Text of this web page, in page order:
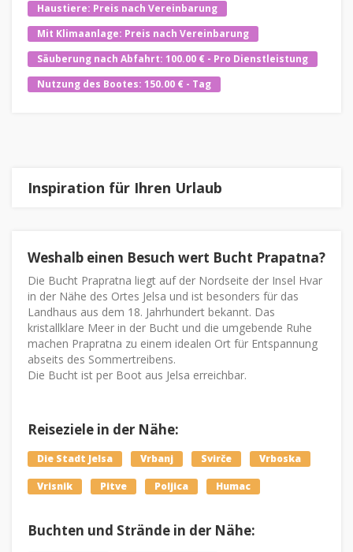
Haustiere: Preis nach Vereinbarung
Mit Klimaanlage: Preis nach Vereinbarung
Säuberung nach Abfahrt: 100.00 € - Pro Dienstleistung
Nutzung des Bootes: 150.00 € - Tag
Inspiration für Ihren Urlaub
Weshalb einen Besuch wert Bucht Prapatna?
Die Bucht Prapratna liegt auf der Nordseite der Insel Hvar
in der Nähe des Ortes Jelsa und ist besonders für das
Landhaus aus dem 18. Jahrhundert bekannt. Das
kristallklare Meer in der Bucht und die umgebende Ruhe
machen Prapratna zu einem idealen Ort für Entspannung
abseits des Sommertreibens.
Die Bucht ist per Boot aus Jelsa erreichbar.
Reiseziele in der Nähe:
Die Stadt Jelsa Vrbanj Svirče Vrboska
Vrisnik Pitve Poljica Humac
Buchten und Strände in der Nähe: